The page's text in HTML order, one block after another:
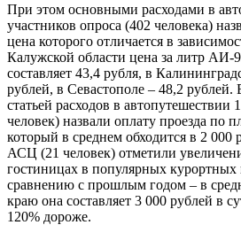
При этом основными расходами в
участников опроса (402 человека)
цена которого отличается в
Калужской области цена за литр
составляет 43,4 рубля, в
рублей, в Севастополе – 48,2
статьей расходов в автопутешествии
человек) назвали оплату проезда по
который в среднем обходится в 2 000
АСЦ (21 человек) отметили
гостиницах в популярных курортных
сравнению с прошлым годом – в
краю она составляет 3 000 рублей в
120% дороже.